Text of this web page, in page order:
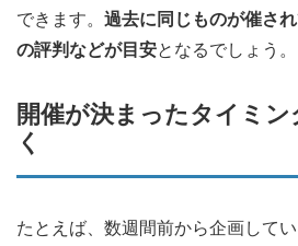
できます。 過去に同じものが催さ
の評判などが目安となるでしょう。
開催が決まったタイミ
く
たとえば、数週間前から企画して